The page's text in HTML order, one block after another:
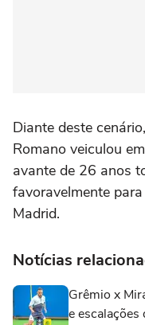
Diante deste
Romano veiculou
avante de 26 anos
favoravelmente
Madrid.
Notícias
Grêmio x
e escalações